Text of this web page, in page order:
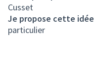
Cusset
Je propose cette
particulier